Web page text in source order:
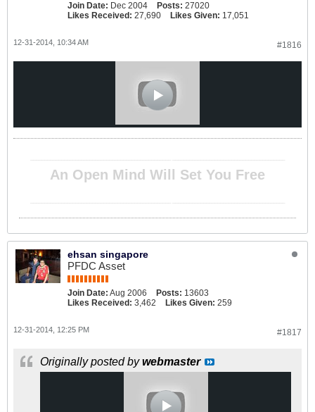
Join Date: Dec 2004 Posts: 27020
Likes Received: 27,690 Likes Given: 17,051
#1816
12-31-2014, 10:34 AM
An Open Mind Will Set You Free
ehsan singapore
PFDC Asset
Join Date: Aug 2006 Posts: 13603
Likes Received: 3,462 Likes Given: 259
#1817
12-31-2014, 12:25 PM
Originally posted bywebmaster